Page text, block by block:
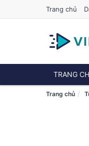
Trang chủ
TRANG
Trang chủ